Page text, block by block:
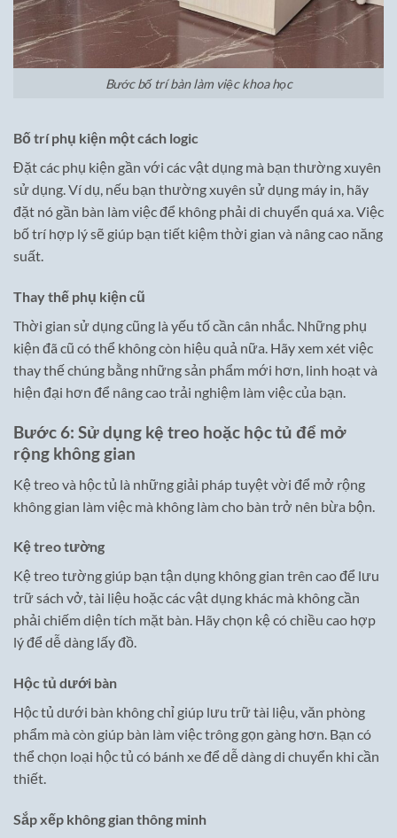
Bước bố trí bàn làm việc khoa học
Bố trí phụ kiện một cách logic
Đặt các phụ kiện gần với các vật dụng mà bạn thường xuyên
sử dụng. Ví dụ, nếu bạn thường xuyên sử dụng máy in, hãy
đặt nó gần bàn làm việc để không phải di chuyển quá xa. Việc
bố trí hợp lý sẽ giúp bạn tiết kiệm thời gian và nâng cao năng
suất.
Thay thế phụ kiện cũ
Thời gian sử dụng cũng là yếu tố cần cân nhắc. Những phụ
kiện đã cũ có thể không còn hiệu quả nữa. Hãy xem xét việc
thay thế chúng bằng những sản phẩm mới hơn, linh hoạt và
hiện đại hơn để nâng cao trải nghiệm làm việc của bạn.
Bước 6: Sử dụng kệ treo hoặc hộc tủ để mở
rộng không gian
Kệ treo và hộc tủ là những giải pháp tuyệt vời để mở rộng
không gian làm việc mà không làm cho bàn trở nên bừa bộn.
Kệ treo tường
Kệ treo tường giúp bạn tận dụng không gian trên cao để lưu
trữ sách vở, tài liệu hoặc các vật dụng khác mà không cần
phải chiếm diện tích mặt bàn. Hãy chọn kệ có chiều cao hợp
lý để dễ dàng lấy đồ.
Hộc tủ dưới bàn
Hộc tủ dưới bàn không chỉ giúp lưu trữ tài liệu, văn phòng
phẩm mà còn giúp bàn làm việc trông gọn gàng hơn. Bạn có
thể chọn loại hộc tủ có bánh xe để dễ dàng di chuyển khi cần
thiết.
Sắp xếp không gian thông minh